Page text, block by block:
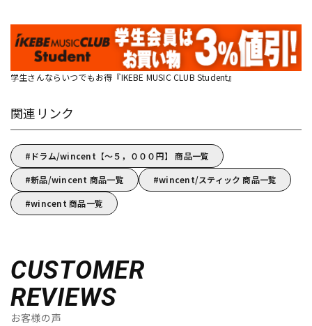
学生さんならいつでもお得『IKEBE MUSIC CLUB Student』
関連リンク
ドラム/wincent【～５，０００円】 商品一覧
新品/wincent 商品一覧
wincent/スティック 商品一覧
wincent 商品一覧
CUSTOMER
REVIEWS
お客様の声